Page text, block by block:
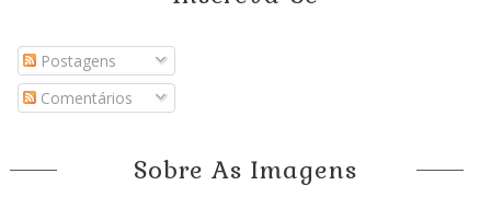
Postagens
Comentários
Sobre As Imagens